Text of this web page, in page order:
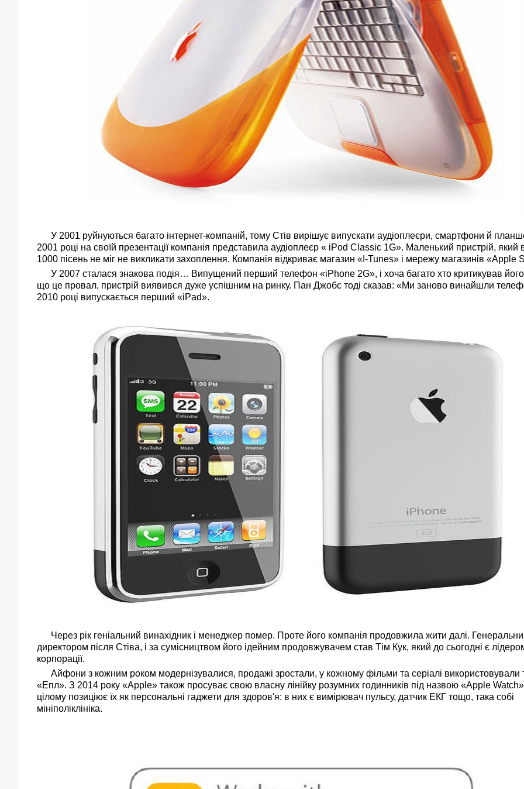
У 2001 руйнуються багато інтернет-компаній, тому Стів вирішує випускати аудіоплеєри, смартфони й
2001 році на своїй презентації компанія представила аудіоплеєр « iPod Classic 1G». Маленький пристрій, який
1000 пісень не міг не викликати захоплення. Компанія відкриває магазин «I-Tunes» і мережу магазинів «Apple
У 2007 сталася знакова подія… Випущений перший телефон «iPhone 2G», і хоча багато хто критикував
що це провал, пристрій виявився дуже успішним на ринку. Пан Джобс тоді сказав: «Ми заново винайшли
2010 році випускається перший «iPаd».
Через рік геніальний винахідник і менеджер помер. Проте його компанія продовжила жити далі.
директором після Стіва, і за сумісництвом його ідейним продовжувачем став Тім Кук, який до сьогодні є
корпорації.
Айфони з кожним роком модернізувалися, продажі зростали, у кожному фільми та серіалі використовували
«Епл». З 2014 року «Apple» також просуває свою власну лінійку розумних годинників під назвою «Apple
цілому позиціює їх як персональні гаджети для здоров'я: в них є вимірювач пульсу, датчик ЕКГ тощо, така собі
мініполіклініка.